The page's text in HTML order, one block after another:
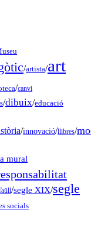
/artista/art
/canvi
/dibuix/educació
/innovació/llibres/
mural
/segle XIX/segle
socials